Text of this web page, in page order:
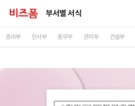
부서별 서식
경리부 인사부 총무부 관리부 건설부